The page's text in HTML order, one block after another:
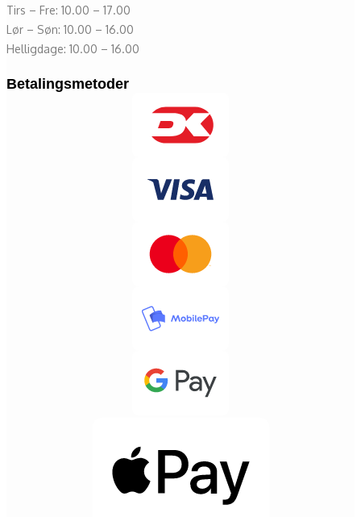
Tirs – Fre: 10.00 – 17.00
Lør – Søn: 10.00 – 16.00
Helligdage: 10.00 – 16.00
Betalingsmetoder